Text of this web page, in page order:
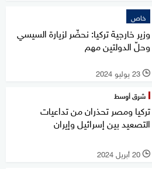
خاص
وزير خارجية تركيا: نحضّر لزيارة السيسي
وحلّ الدولتين مهم
l 23 يوليو 2024
شرق أوسط
تركيا ومصر تحذران من تداعيات
التصعيد بين إسرائيل وإيران
l 20 أبريل 2024